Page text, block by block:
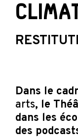
Dans le
arts, le
dans les
des